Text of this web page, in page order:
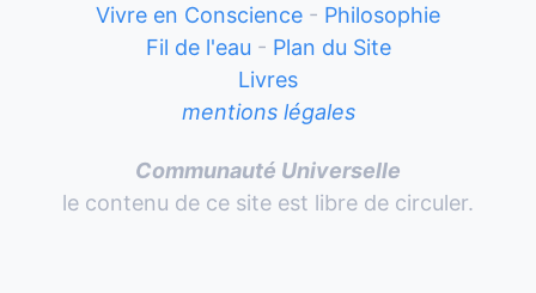
Vivre en Conscience - Philosophie
Fil de l'eau - Plan du Site
Livres
mentions légales
Communauté Universelle
le contenu de ce site est libre de circuler.